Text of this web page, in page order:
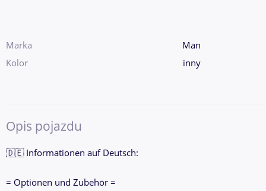
Marka
Man
Kolor
inny
Opis pojazdu
🇩🇪 Informationen auf Deutsch:
= Optionen und Zubehör =